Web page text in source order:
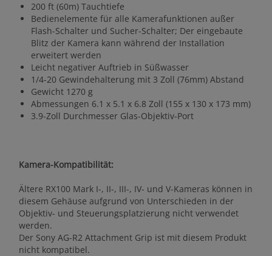
200 ft (60m) Tauchtiefe
Bedienelemente für alle Kamerafunktionen außer
Flash-Schalter und Sucher-Schalter; Der eingebaute
Blitz der Kamera kann während der Installation
erweitert werden
Leicht negativer Auftrieb in Süßwasser
1/4-20 Gewindehalterung mit 3 Zoll (76mm) Abstand
Gewicht 1270 g
Abmessungen 6.1 x 5.1 x 6.8 Zoll (155 x 130 x 173 mm)
3.9-Zoll Durchmesser Glas-Objektiv-Port
Kamera-Kompatibilität:
Ältere RX100 Mark I-, II-, III-, IV- und V-Kameras können in
diesem Gehäuse aufgrund von Unterschieden in der
Objektiv- und Steuerungsplatzierung nicht verwendet
werden.
Der Sony AG-R2 Attachment Grip ist mit diesem Produkt
nicht kompatibel.